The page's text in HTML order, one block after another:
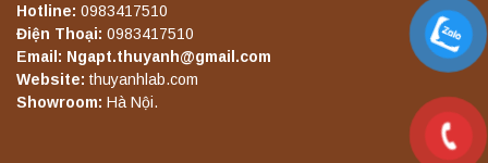
Máy ly tâm tốc độ thấp để bàn YKL02A
Yonglekang – Máy ly tâm phòng thí nghiệm
Liên hệ
Hotline: 0983417510
Điện Thoại: 0983417510
Email: Ngapt.thuyanh@gmail.com
Website: thuyanhlab.com
Showroom: Hà Nội.